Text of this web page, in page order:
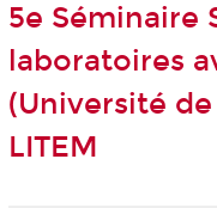
5e Séminaire
laboratoires
(Université de
LITEM